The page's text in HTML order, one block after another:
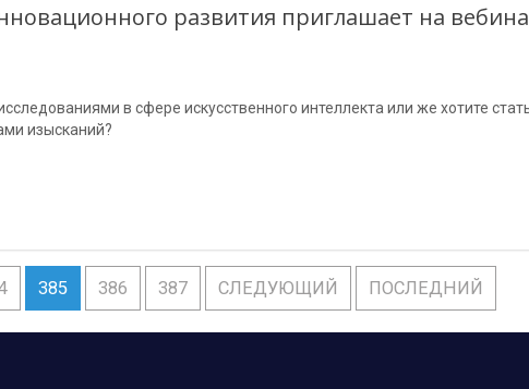
развития приглашает на
в сфере искусственного интеллекта или же хотите
изысканий?
385 386 387 СЛЕДУЮЩИЙ ПОСЛЕДНИЙ